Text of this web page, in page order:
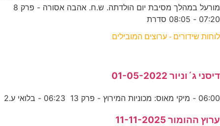
מורעל במהלך מסיבת יום הולדתה. ש.ח. אהבה אסורה - פרק 8
07:20 - 08:05 סדרת
לוחות שידורים - ערוצים המובילים
דיסני ג´וניור 01-05-2022
06:00 - מיקי מאוס: מכוניות המירוץ - פרק 13 06:23 - בלואי ע.2
ערוץ ההומור 11-11-2025